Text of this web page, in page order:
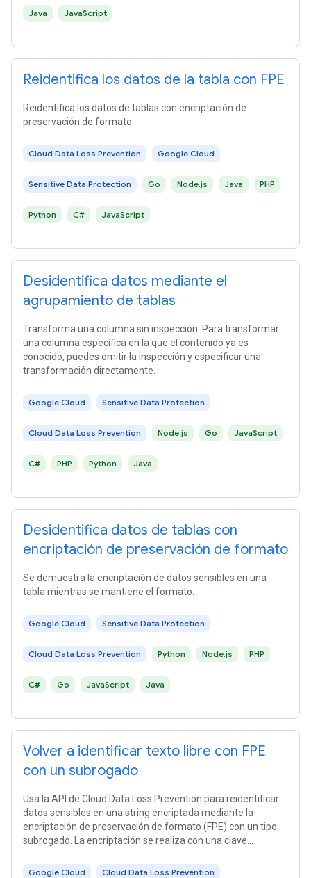
Java JavaScript
Reidentifica los datos de la tabla con FPE
Reidentifica los datos de tablas con encriptación de
preservación de formato
Cloud Data Loss Prevention Google Cloud
Sensitive Data Protection Go Node.js Java PHP
Python C# JavaScript
Desidentifica datos mediante el
agrupamiento de tablas
Transforma una columna sin inspección. Para transformar
una columna específica en la que el contenido ya es
conocido, puedes omitir la inspección y especificar una
transformación directamente.
Google Cloud Sensitive Data Protection
Cloud Data Loss Prevention Node.js Go JavaScript
C# PHP Python Java
Desidentifica datos de tablas con
encriptación de preservación de formato
Se demuestra la encriptación de datos sensibles en una
tabla mientras se mantiene el formato.
Google Cloud Sensitive Data Protection
Cloud Data Loss Prevention Python Node.js PHP
C# Go JavaScript Java
Volver a identificar texto libre con FPE
con un subrogado
Usa la API de Cloud Data Loss Prevention para reidentificar
datos sensibles en una string encriptada mediante la
encriptación de preservación de formato (FPE) con un tipo
subrogado. La encriptación se realiza con una clave
Google Cloud Cloud Data Loss Prevention